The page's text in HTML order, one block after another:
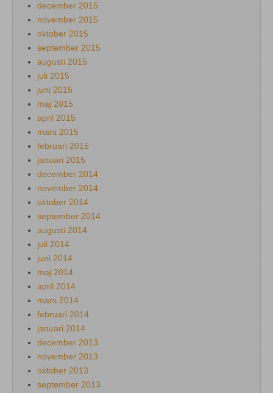
december 2015
november 2015
oktober 2015
september 2015
augusti 2015
juli 2015
juni 2015
maj 2015
april 2015
mars 2015
februari 2015
januari 2015
december 2014
november 2014
oktober 2014
september 2014
augusti 2014
juli 2014
juni 2014
maj 2014
april 2014
mars 2014
februari 2014
januari 2014
december 2013
november 2013
oktober 2013
september 2013